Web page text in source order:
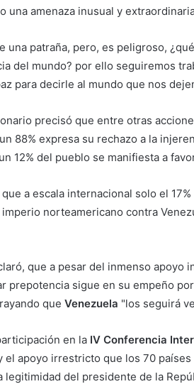
una amenaza inusual y
una patraña, pero, es peligroso,
del mundo? por ello seguiremos
para decirle al mundo que nos
precisó que entre otras
88% expresa su rechazo a la
12% del pueblo se manifiesta a
a escala internacional solo el
norteamericano contra
que a pesar del inmenso apoyo
prepotencia sigue en su empeño
que Venezuela "los seguirá
en la IV Conferencia
el apoyo irrestricto que los 70
legitimidad del presidente de la